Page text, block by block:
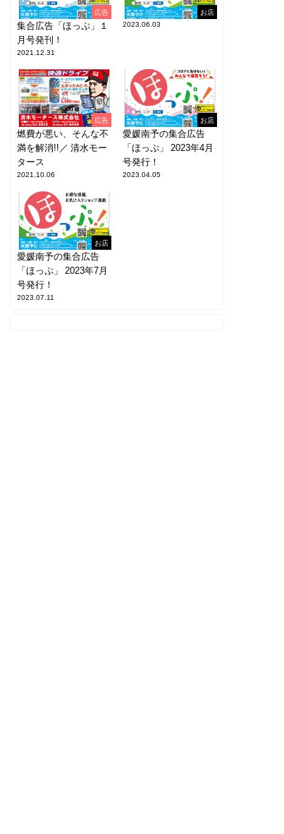
広告
集合広告「ほっぷ」１
月号発刊！
2021.12.31
お店
2023.06.03
広告
燃費が悪い、そんな不
満を解消!!／ 清水モー
タース
2021.10.06
お店
愛媛南予の集合広告
「ほっぷ」 2023年4月
号発行！
2023.04.05
お店
愛媛南予の集合広告
「ほっぷ」 2023年7月
号発行！
2023.07.11